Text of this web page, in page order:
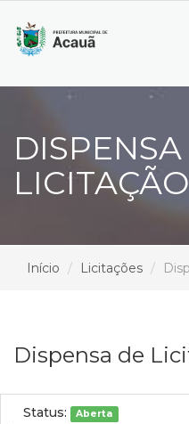
Início Licitações
Dispensa de
Status: Aberta